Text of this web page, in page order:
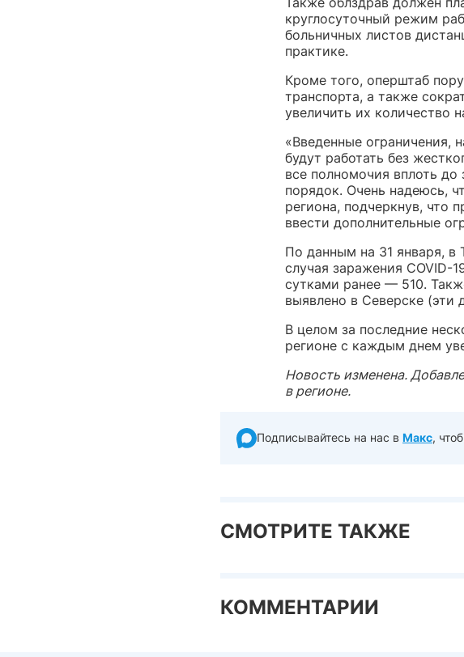
круглосуточный режим
больничных листов
практике.
Кроме того, оперштаб
транспорта, а также
увеличить их количество
«Введенные ограничения,
будут работать без
все полномочия вплоть
порядок. Очень надеюсь,
региона, подчеркнув, что
ввести дополнительные
По данным на 31 января, в
случая заражения COVID-
сутками ранее — 510.
выявлено в Северске (эти
В целом за последние
регионе с каждым днем
Новость изменена.
в регионе.
Подписывайтесь на нас в Макс,
СМОТРИТЕ ТАКЖЕ
КОММЕНТАРИИ